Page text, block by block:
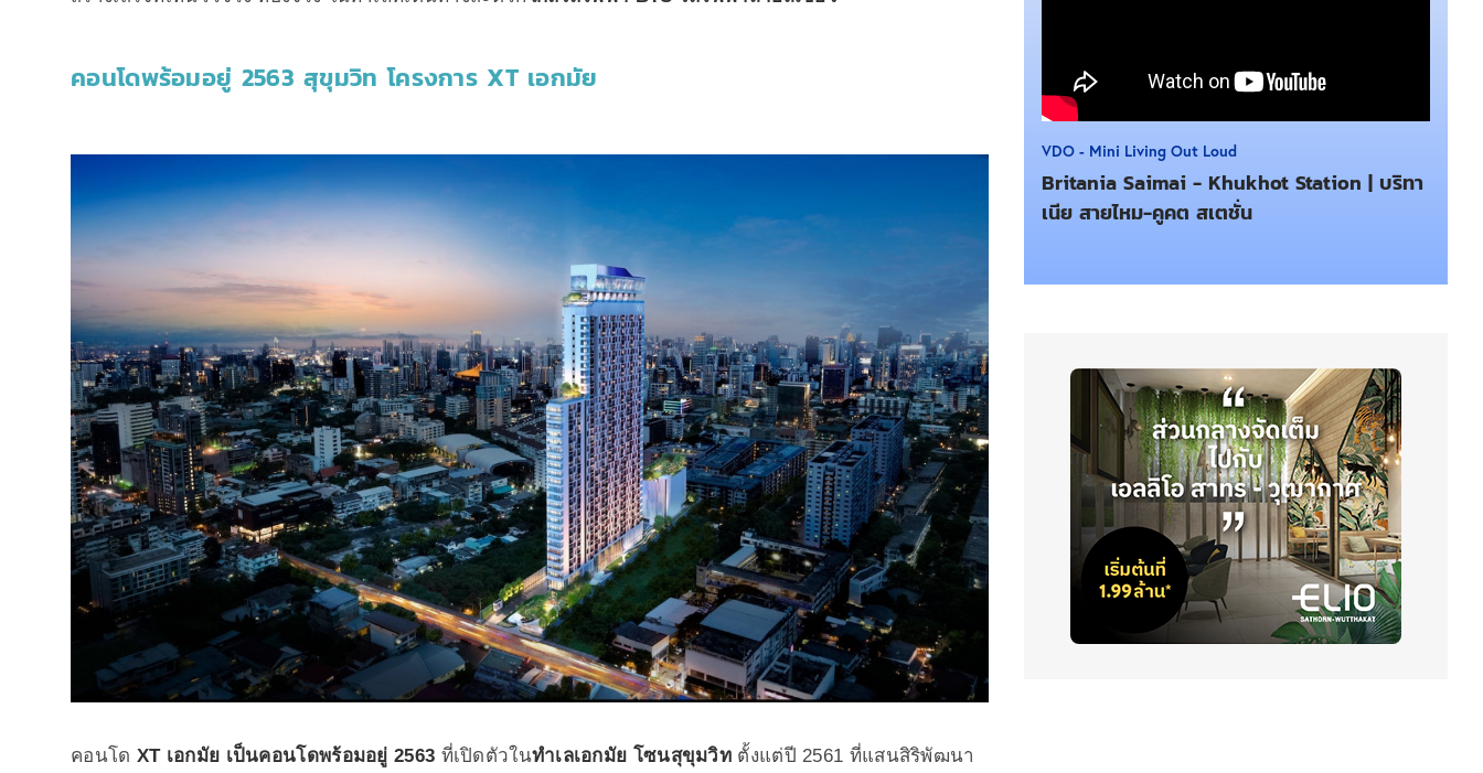
คอนโดพร้อมอยู่ 2563 สุขุมวิท โครงการ XT เอกมัย
คอนโด XT เอกมัย เป็นคอนโดพร้อมอยู่ 2563 ที่เปิดตัวในทำเลเอกมัย โซนสุขุมวิท ตั้งแต่ปี 2561 ที่แสนสิริพัฒนา
VDO - Mini Living Out Loud
Britania Saimai - Khukhot Station | บริทา
เนีย สายไหม-คูคต สเตชั่น